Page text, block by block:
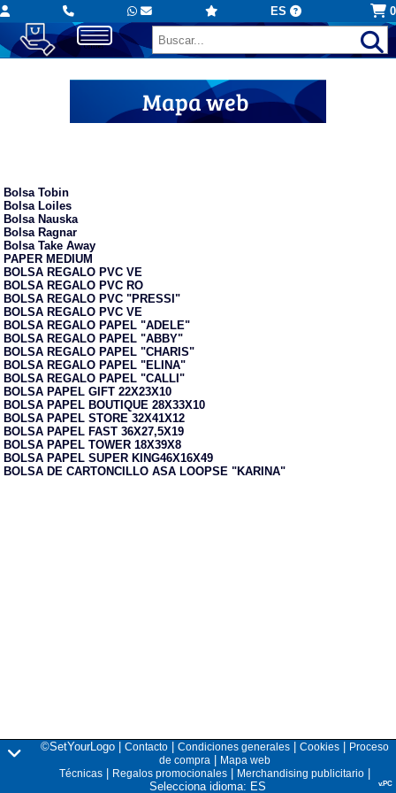
ES 0
Mapa web
Bolsa Tobin
Bolsa Loiles
Bolsa Nauska
Bolsa Ragnar
Bolsa Take Away
PAPER MEDIUM
BOLSA REGALO PVC VE
BOLSA REGALO PVC RO
BOLSA REGALO PVC "PRESSI"
BOLSA REGALO PVC VE
BOLSA REGALO PAPEL "ADELE"
BOLSA REGALO PAPEL "ABBY"
BOLSA REGALO PAPEL "CHARIS"
BOLSA REGALO PAPEL "ELINA"
BOLSA REGALO PAPEL "CALLI"
BOLSA PAPEL GIFT 22X23X10
BOLSA PAPEL BOUTIQUE 28X33X10
BOLSA PAPEL STORE 32X41X12
BOLSA PAPEL FAST 36X27,5X19
BOLSA PAPEL TOWER 18X39X8
BOLSA PAPEL SUPER KING46X16X49
BOLSA DE CARTONCILLO ASA LOOPSE "KARINA"
©SetYourLogo | Contacto| Condiciones generales| Cookies|
Proceso
de compra|
Mapa web
Técnicas| Regalos promocionales| Merchandising publicitario|
Selecciona idioma: ES
v.PC